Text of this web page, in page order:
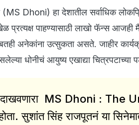
(MS Dhoni) हा देशातील सर्वाधिक
पाहण्यासाठी लाखो फॅन्स आजही
अनेकांना उत्सुकता असते. जाहीर
धोनीचं आयुष्य एखाद्या
दाखवणारा MS Dhoni : The
सुशांत सिंह राजपूतनं या